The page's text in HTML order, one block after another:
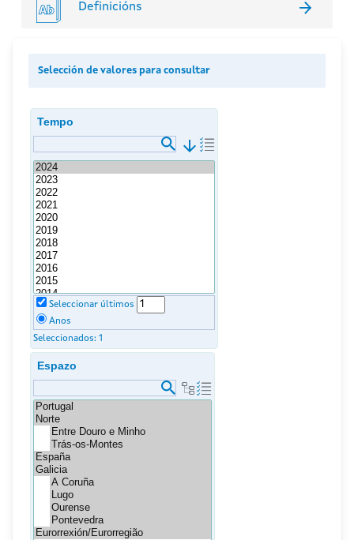
Definicións
Selección de valores para consultar
Tempo
arrow_downward
Seleccionar últimos
Anos
Seleccionados: 1
Espazo